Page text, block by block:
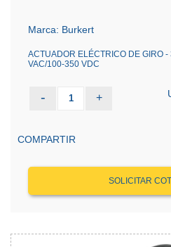
Marca: Burkert
ACTUADOR ELÉCTRICO DE GIRO
VAC/100-350 VDC
- 1 +
COMPARTIR
SOLICITAR